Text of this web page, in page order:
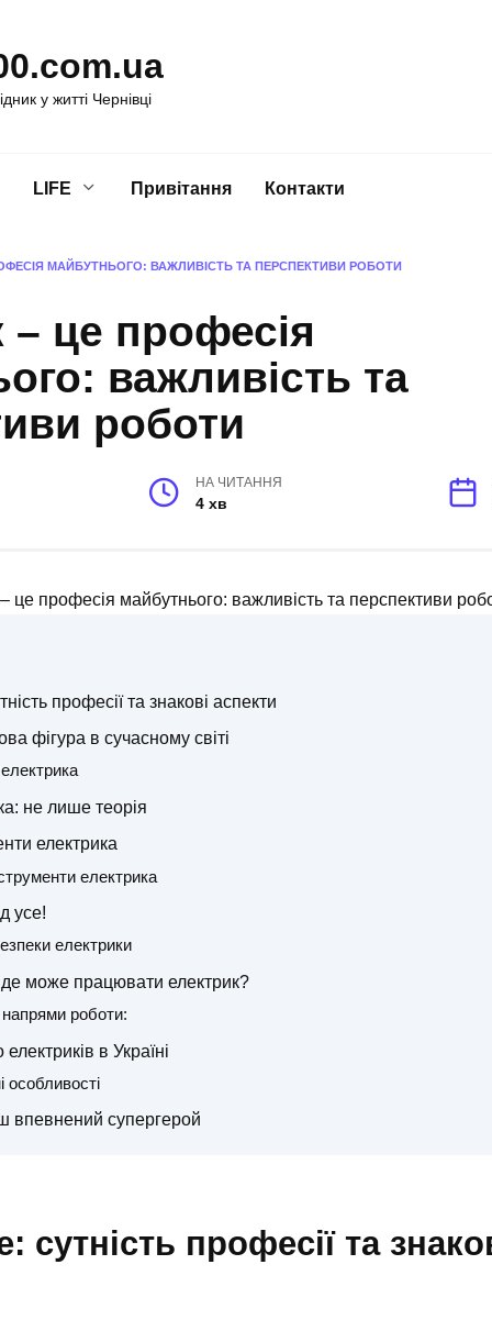
у житті Чернівці
LIFE Привітання Контакти
МАЙБУТНЬОГО: ВАЖЛИВІСТЬ ТА ПЕРСПЕКТИВИ РОБОТИ
– це професія
важливість та
роботи
НА ЧИТАННЯ
4 хв
професії та знакові аспекти
фігура в сучасному світі
не лише теорія
електрика
електрика
усе!
електрики
де може працювати електрик?
напрями роботи:
в Україні
особливості
впевнений супергерой
сутність професії та